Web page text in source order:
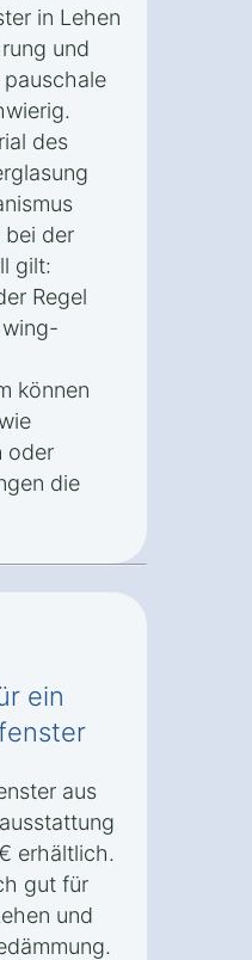
in Lehen
und
des
bei der
gilt:
Regel
können
oder
die
ein
aus
erhältlich.
gut für
und